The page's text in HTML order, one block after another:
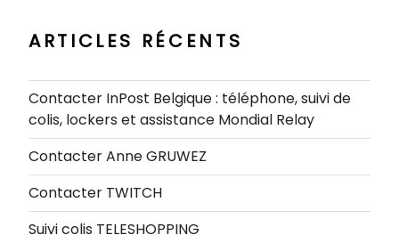
ARTICLES RÉCENTS
Contacter InPost Belgique : téléphone, suivi de
colis, lockers et assistance Mondial Relay
Contacter Anne GRUWEZ
Contacter TWITCH
Suivi colis TELESHOPPING